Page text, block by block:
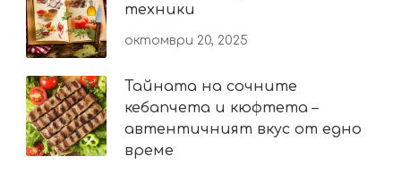
техники
октомври 20, 2025
Тайната на сочните
кебапчета и кюфтета –
автентичният вкус от едно
време